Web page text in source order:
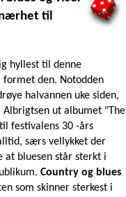
til
hyllest til denne
formet den. Notodden
halvannen uke siden,
ut albumet "The
festivalens 30 -års
særs vellykket der
at bluesen står sterkt i
Country og blues
som skinner sterkest i